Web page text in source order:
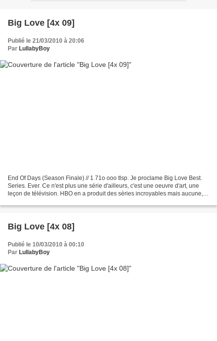
Big Love [4x 09]
Publié le 21/03/2010 à 20:06
Par LullabyBoy
End Of Days (Season Finale) // 1 71o ooo tlsp. Je proclame Big Love Best.
Series. Ever. Ce n'est plus une série d'ailleurs, c'est une oeuvre d'art, une
leçon de télévision. HBO en a produit des séries incroyables mais aucune,
Big Love [4x 08]
Publié le 10/03/2010 à 00:10
Par LullabyBoy